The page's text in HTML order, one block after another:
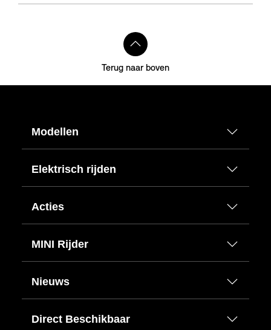
Terug naar boven
Modellen
Elektrisch rijden
Acties
MINI Rijder
Nieuws
Direct Beschikbaar